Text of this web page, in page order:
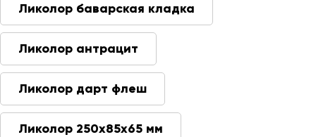
Ликолор баварская кладка
Ликолор антрацит
Ликолор дарт флеш
Ликолор 250х85х65 мм